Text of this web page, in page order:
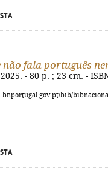
não fala português
- 80 p. ; 23 cm. -
bib/